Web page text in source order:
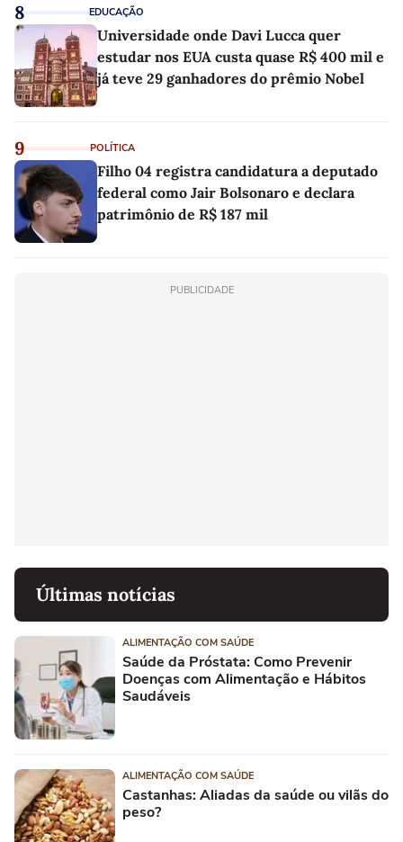
8 EDUCAÇÃO
Universidade onde Davi Lucca quer
estudar nos EUA custa quase R$ 400 mil e
já teve 29 ganhadores do prêmio Nobel
9 POLÍTICA
Filho 04 registra candidatura a deputado
federal como Jair Bolsonaro e declara
patrimônio de R$ 187 mil
PUBLICIDADE
Últimas notícias
ALIMENTAÇÃO COM SAÚDE
Saúde da Próstata: Como Prevenir
Doenças com Alimentação e Hábitos
Saudáveis
ALIMENTAÇÃO COM SAÚDE
Castanhas: Aliadas da saúde ou vilãs do
peso?